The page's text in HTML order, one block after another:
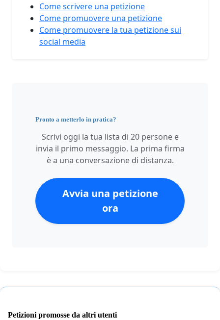
Come scrivere una petizione
Come promuovere una petizione
Come promuovere la tua petizione sui
social media
Pronto a metterlo in pratica?
Scrivi oggi la tua lista di 20 persone e
invia il primo messaggio. La prima firma
è a una conversazione di distanza.
Avvia una petizione
ora
Petizioni promosse da altri utenti